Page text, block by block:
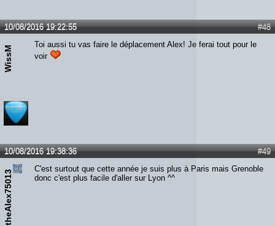
#48
10/08/2016 19:22:55
WissM
Toi aussi tu vas faire le déplacement Alex! Je ferai tout pour le
voir
#49
10/08/2016 19:38:36
theAlex75013
C'est surtout que cette année je suis plus à Paris mais Grenoble
donc c'est plus facile d'aller sur Lyon ^^